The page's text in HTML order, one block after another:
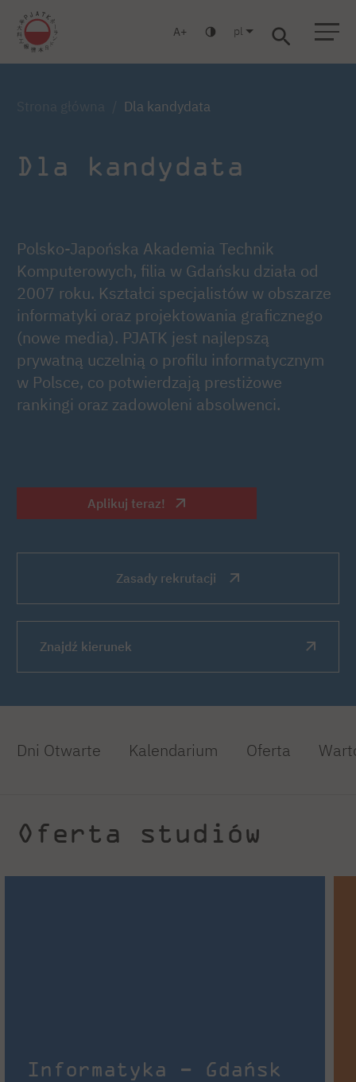
A pl
Dla kandydata
Dla kandydata
Polsko-Japońska Akademia Technik
Komputerowych, filia w Gdańsku działa od
2007 roku. Kształci specjalistów w obszarze
informatyki oraz projektowania graficznego
(nowe media). PJATK jest najlepszą
prywatną uczelnią o profilu informatycznym
w Polsce, co potwierdzają prestiżowe
rankingi oraz zadowoleni absolwenci.
Aplikuj teraz!
Zasady rekrutacji
Znajdź kierunek
Dni Otwarte Kalendarium Oferta
Oferta studiów
Informatyka – Gdańsk